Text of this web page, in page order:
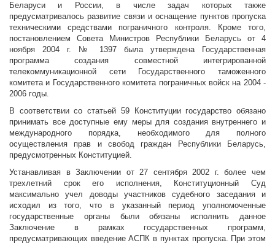
Беларуси и России, в числе задач которых также
предусматривалось развитие связи и оснащение пунктов пропуска
техническими средствами пограничного контроля. Кроме того,
постановлением Совета Министров Республики Беларусь от 4
ноября 2004 г. № 1397 была утверждена Государственная
программа создания совместной интегрированной
телекоммуникационной сети Государственного таможенного
комитета и Государственного комитета пограничных войск на 2004 -
2006 годы.
В соответствии со статьей 59 Конституции государство обязано
принимать все доступные ему меры для создания внутреннего и
международного порядка, необходимого для полного
осуществления прав и свобод граждан Республики Беларусь,
предусмотренных Конституцией.
Устанавливая в Заключении от 27 сентября 2002 г. более чем
трехлетний срок его исполнения, Конституционный Суд
максимально учел доводы участников судебного заседания и
исходил из того, что в указанный период уполномоченные
государственные органы были обязаны исполнить данное
Заключение в рамках государственных программ,
предусматривающих введение АСПК в пунктах пропуска. При этом